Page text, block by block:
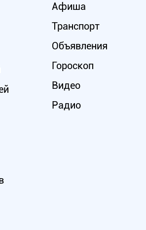
Афиша
Транспорт
Объявления
Гороскоп
Видео
Радио